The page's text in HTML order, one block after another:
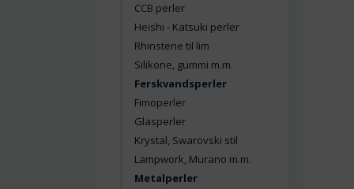
CCB perler
Heishi - Katsuki perler
Rhinstene til lim
Silikone, gummi m.m.
Ferskvandsperler
Fimoperler
Glasperler
Krystal, Swarovski stil
Lampwork, Murano m.m.
Metalperler